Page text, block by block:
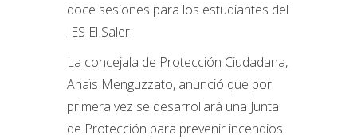
doce sesiones para los estudiantes del
IES El Saler.
La concejala de Protección Ciudadana,
Anaïs Menguzzato, anunció que por
primera vez se desarrollará una Junta
de Protección para prevenir incendios